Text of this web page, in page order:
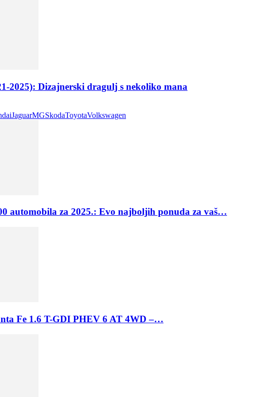
2025): Dizajnerski dragulj s nekoliko mana
JaguarMGSkodaToyotaVolkswagen
automobila za 2025.: Evo najboljih ponuda za vaš…
Fe 1.6 T-GDI PHEV 6 AT 4WD –…